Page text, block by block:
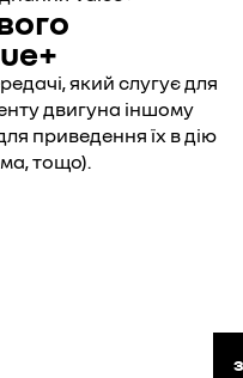
який слугує для
двигуна іншому
приведення їх в дію
тощо).